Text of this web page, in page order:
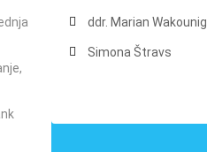
ddr. Marian Wakounig
Simona Štravs